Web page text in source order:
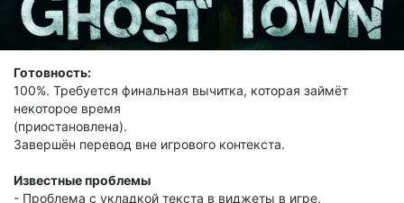
Готовность:
100%. Требуется финальная вычитка, которая займёт
некоторое время
(приостановлена).
Завершён перевод вне игрового контекста.
Известные проблемы
- Проблема с укладкой текста в виджеты в игре.